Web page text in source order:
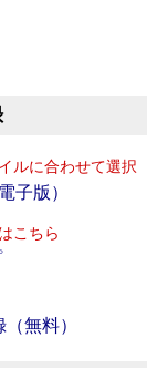
ルに合わせて選択
子版）
こちら
無料）